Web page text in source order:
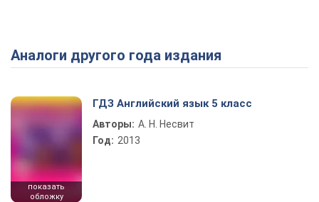
Play Video
Аналоги другого года издания
показать
обложку
ГДЗ Английский язык 5 класс
Авторы: А. Н. Несвит
Год: 2013